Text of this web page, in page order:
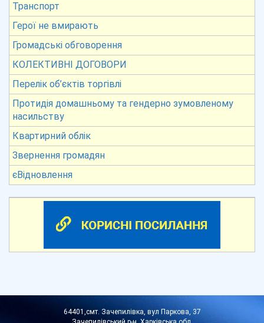
Транспорт
Герої не вмирають
Громадські обговорення
КОЛЕКТИВНІ ДОГОВОРИ
Перелік об’єктів торгівлі
Протидія домашньому та гендерно зумовленому
насильству
Квартирний облік
Звернення громадян
єВідновлення
64401,смт. Зачепилівка, вул Паркова, 37